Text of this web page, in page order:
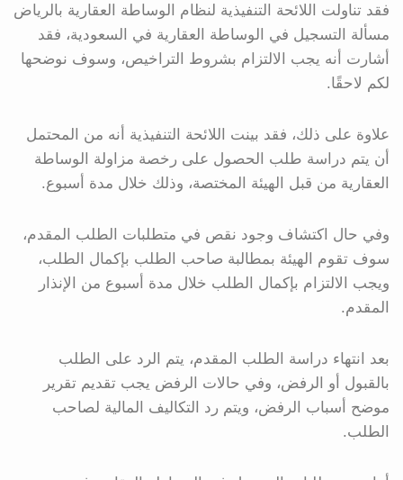
فقد تناولت اللائحة التنفيذية لنظام الوساطة العقارية بالرياض
مسألة التسجيل في الوساطة العقارية في السعودية، فقد
أشارت أنه يجب الالتزام بشروط التراخيص، وسوف نوضحها
لكم لاحقًا.
علاوة على ذلك، فقد بينت اللائحة التنفيذية أنه من المحتمل
أن يتم دراسة طلب الحصول على رخصة مزاولة الوساطة
العقارية من قبل الهيئة المختصة، وذلك خلال مدة أسبوع.
وفي حال اكتشاف وجود نقص في متطلبات الطلب المقدم،
سوف تقوم الهيئة بمطالبة صاحب الطلب بإكمال الطلب،
ويجب الالتزام بإكمال الطلب خلال مدة أسبوع من الإنذار
المقدم.
بعد انتهاء دراسة الطلب المقدم، يتم الرد على الطلب
بالقبول أو الرفض، وفي حالات الرفض يجب تقديم تقرير
موضح أسباب الرفض، ويتم رد التكاليف المالية لصاحب
الطلب.